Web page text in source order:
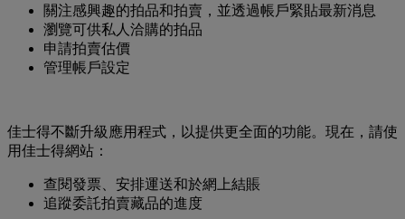
關注感興趣的拍品和拍賣，並透過帳戶緊貼最新消息
瀏覽可供私人洽購的拍品
申請拍賣估價
管理帳戶設定
佳士得不斷升級應用程式，以提供更全面的功能。現在，請使
用佳士得網站：
查閱發票、安排運送和於網上結賬
追蹤委託拍賣藏品的進度